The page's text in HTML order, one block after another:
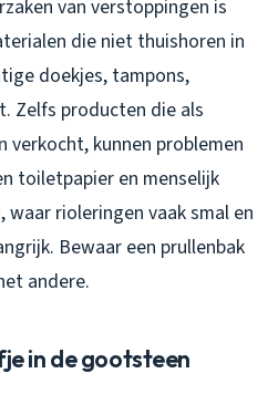
van verstoppingen is
die niet thuishoren in
doekjes, tampons,
Zelfs producten die als
verkocht, kunnen problemen
toiletpapier en menselijk
waar rioleringen vaak smal en
Bewaar een prullenbak
andere.
in de gootsteen